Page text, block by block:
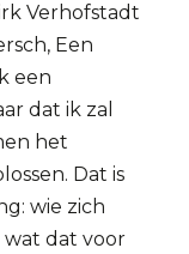
Verhofstadt
Een
een
dat ik zal
het
Dat is
wie zich
dat voor